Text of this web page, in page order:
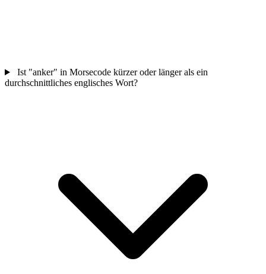
Ist "anker" in Morsecode kürzer oder länger als ein
durchschnittliches englisches Wort?